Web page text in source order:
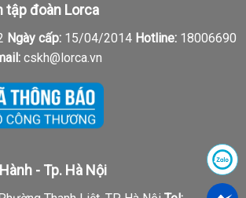
tập đoàn Lorca
Ngày cấp:15/04/2014 Hotline:18006690
cskh@lorca.vn
- Tp. Hà Nội